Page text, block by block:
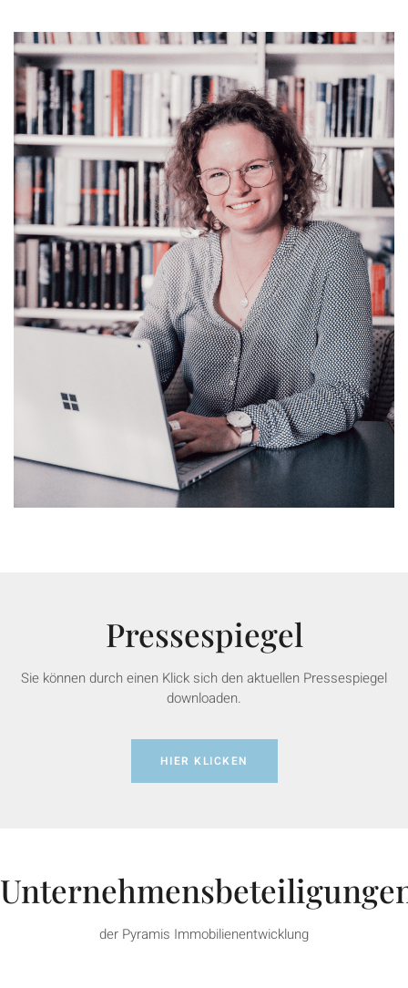
Pressespiegel
Sie können durch einen Klick sich den aktuellen Pressespiegel
downloaden.
HIER KLICKEN
der Pyramis Immobilienentwicklung